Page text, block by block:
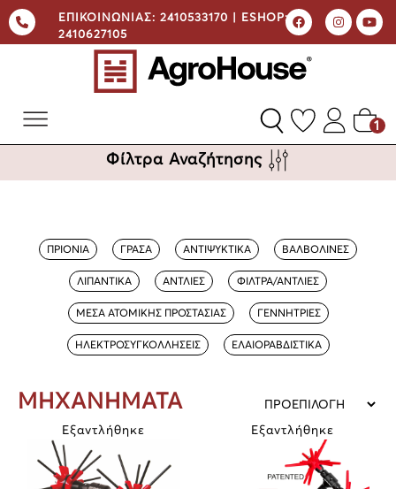
ΕΠΙΚΟΙΝΩΝΙΑΣ: 2410533170 | ESHOP:
2410627105
1
Φίλτρα Αναζήτησης
ΠΡΙΟΝΙΑ ΓΡΑΣΑ ΑΝΤΙΨΥΚΤΙΚΑ ΒΑΛΒΟΛΙΝΕΣ
ΛΙΠΑΝΤΙΚΑ ΑΝΤΛΙΕΣ ΦΙΛΤΡΑ/ΑΝΤΛΙΕΣ
ΜΕΣΑ ΑΤΟΜΙΚΗΣ ΠΡΟΣΤΑΣΙΑΣ ΓΕΝΝΗΤΡΙΕΣ
ΗΛΕΚΤΡΟΣΥΓΚΟΛΛΗΣΕΙΣ ΕΛΑΙΟΡΑΒΔΙΣΤΙΚΑ
ΜΗΧΑΝΗΜΑΤΑ
Εξαντλήθηκε Εξαντλήθηκε